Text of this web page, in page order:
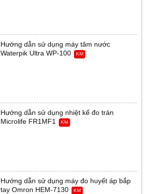
Hướng dẫn sử dụng máy tăm nước
Waterpik Ultra WP-100
KM
Hướng dẫn sử dụng nhiệt kế đo trán
Microlife FR1MF1
KM
Hướng dẫn sử dụng máy đo huyết áp bắp
tay Omron HEM-7130
KM